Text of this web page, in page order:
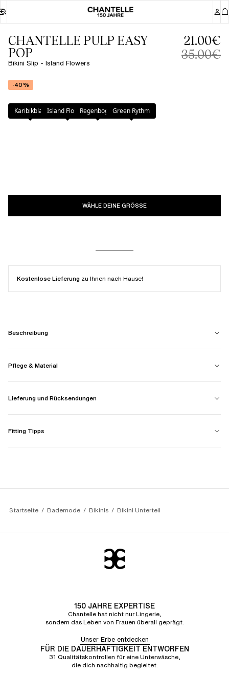
CHANTELLE PULP EASY
POP
Bikini Slip - Island Flowers
21.00€
35.00€
-40%
Farbe: Island Flowers
Karibikblau Island FlowersRegenbogenGreen Rythm
WÄHLE DEINE GRÖSSE
Kostenlose Lieferung zu Ihnen nach Hause!
Beschreibung
Pflege & Material
Lieferung und Rücksendungen
Fitting Tipps
Startseite Bademode Bikinis Bikini Unterteil
150 JAHRE EXPERTISE
Chantelle hat nicht nur Lingerie,
sondern das Leben von Frauen überall geprägt.
Unser Erbe entdecken
FÜR DIE DAUERHAFTIGKEIT ENTWORFEN
31 Qualitätskontrollen für eine Unterwäsche,
die dich nachhaltig begleitet.